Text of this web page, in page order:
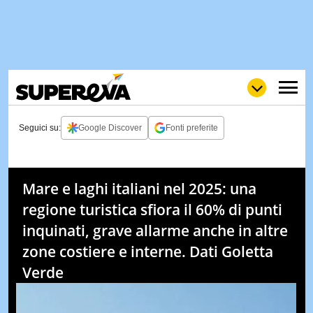
WOW
POP
NEWS
& TV
Seguici su: Google Discover Fonti preferite
Mare e laghi italiani nel 2025: una
regione turistica sfiora il 60% di punti
inquinati, grave allarme anche in altre
zone costiere e interne. Dati Goletta
Verde